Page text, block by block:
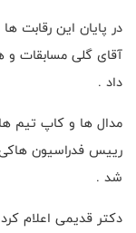
آقای گلی مسابقات و
داد .
مدال ها و کاپ تیم
رییس فدراسیون
شد .
دکتر قدیمی اعلام